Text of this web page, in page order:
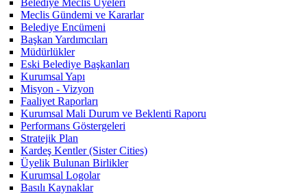
Meclis Gündemi ve Kararlar
Belediye Encümeni
Başkan Yardımcıları
Müdürlükler
Eski Belediye Başkanları
Kurumsal Yapı
Misyon - Vizyon
Faaliyet Raporları
Kurumsal Mali Durum ve Beklenti Raporu
Performans Göstergeleri
Stratejik Plan
Kardeş Kentler (Sister Cities)
Üyelik Bulunan Birlikler
Kurumsal Logolar
Basılı Kaynaklar